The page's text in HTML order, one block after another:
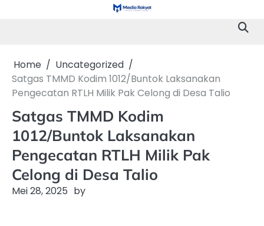
Home
Uncategorized
Satgas TMMD Kodim 1012/Buntok Laksanakan
Pengecatan RTLH Milik Pak Celong di Desa Talio
Satgas TMMD Kodim
1012/Buntok Laksanakan
Pengecatan RTLH Milik Pak
Celong di Desa Talio
Mei 28, 2025 by